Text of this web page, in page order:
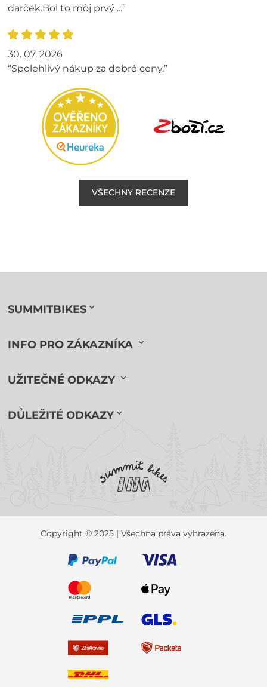
darček.Bol to môj prvý ...”
30. 07. 2026
“Spolehlivý nákup za dobré ceny.”
VŠECHNY RECENZE
SUMMITBIKES
INFO PRO ZÁKAZNÍKA
UŽITEČNÉ ODKAZY
DŮLEŽITÉ ODKAZY
Copyright © 2025 | Všechna práva vyhrazena.